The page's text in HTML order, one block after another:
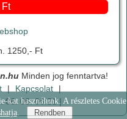
Ft
1250,- Ft
kat használunk. A részletes Cookie
.
Minden jog fenntartva!
| Kapcsolat
|
06. 06. 06:21 |